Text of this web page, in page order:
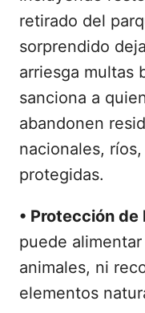
retirado del
sorprendido
arriesga multas
sanciona a
abandonen
nacionales,
protegidas.
• Protección de
puede
animales, ni
elementos